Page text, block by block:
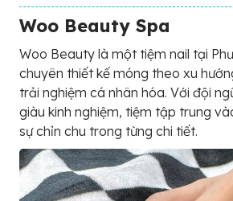
Woo Beauty Spa
Woo Beauty là một tiệm nail tại
chuyên thiết kế móng theo xu
trải nghiệm cá nhân hóa. Với đội
giàu kinh nghiệm, tiệm tập trung
sự chỉn chu trong từng chi tiết.